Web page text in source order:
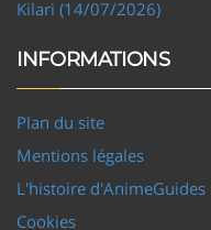
Kilari (14/07/2026)
INFORMATIONS
Plan du site
Mentions légales
L'histoire d'AnimeGuides
Cookies